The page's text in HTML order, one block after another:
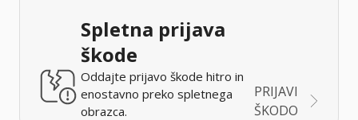
Spletna prijava
škode
Oddajte prijavo škode hitro in
enostavno preko spletnega
obrazca.
PRIJAVI
ŠKODO